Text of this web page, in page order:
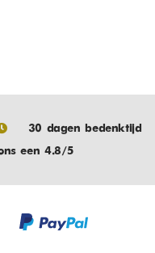
30 dagen bedenktijd
een 4.8/5